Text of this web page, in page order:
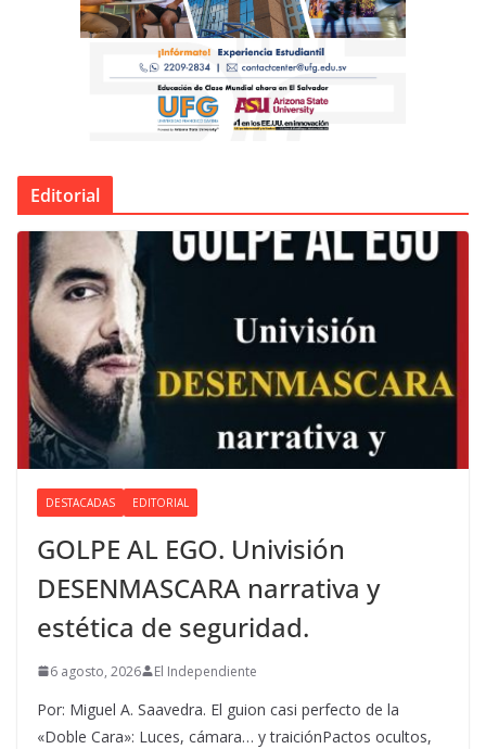
Editorial
DESTACADAS EDITORIAL
GOLPE AL EGO. Univisión
DESENMASCARA narrativa y
estética de seguridad.
6 agosto, 2026 El Independiente
Por: Miguel A. Saavedra. El guion casi perfecto de la
«Doble Cara»: Luces, cámara… y traiciónPactos ocultos,